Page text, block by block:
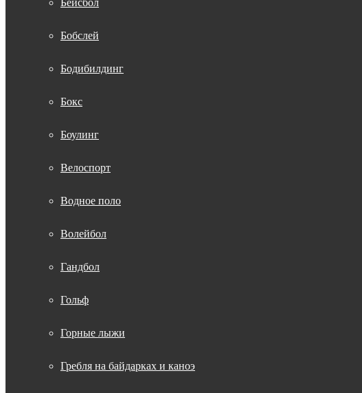
Бейсбол
Бобслей
Бодибилдинг
Бокс
Боулинг
Велоспорт
Водное поло
Волейбол
Гандбол
Гольф
Горные лыжи
Гребля на байдарках и каноэ